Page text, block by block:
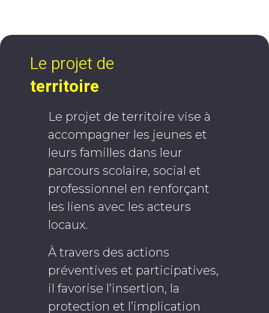
Le projet de
territoire
Le projet de territoire vise à
accompagner les jeunes et
leurs familles dans leur
parcours scolaire, social et
professionnel en renforçant
les liens avec les acteurs
locaux.
À travers des actions
préventives et participatives,
il favorise l’insertion, la
protection et l’implication